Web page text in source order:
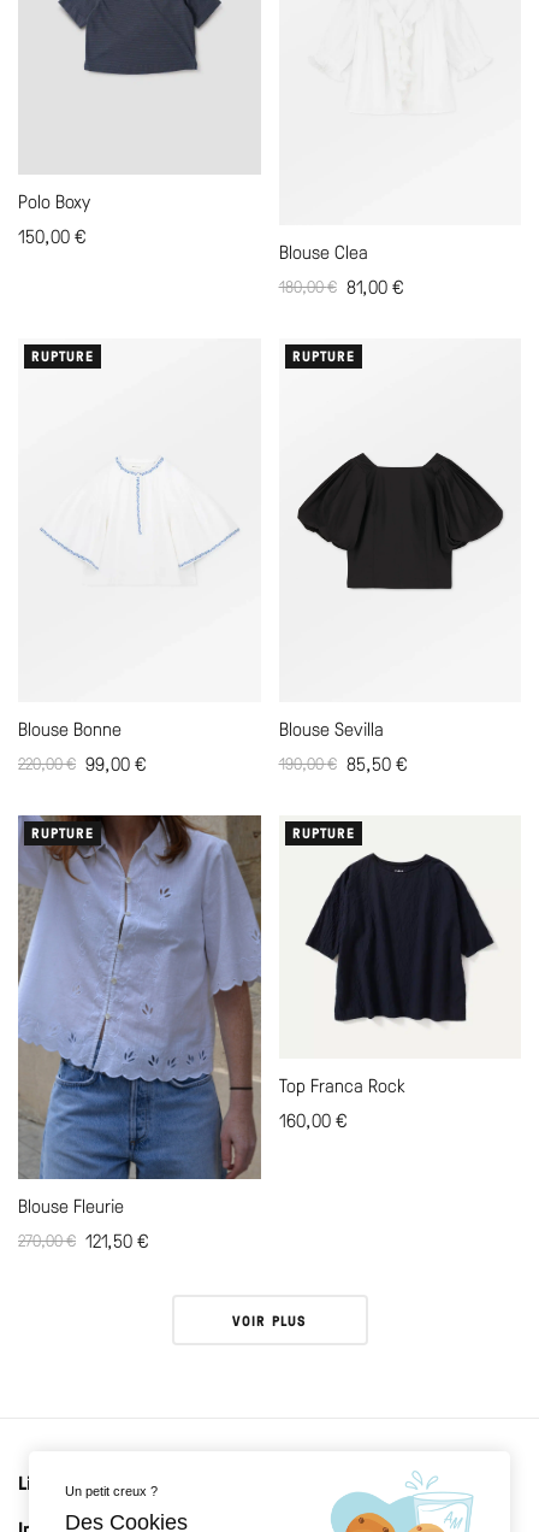
Polo Boxy
150,00€
Blouse Clea
180,00€ 81,00€
RUPTURE
Blouse Bonne
220,00€ 99,00€
RUPTURE
Blouse Sevilla
190,00€ 85,50€
RUPTURE
Blouse Fleurie
270,00€ 121,50€
RUPTURE
Top Franca Rock
160,00€
VOIR PLUS
Liens utilesUn petit creux ?
Des Cookies